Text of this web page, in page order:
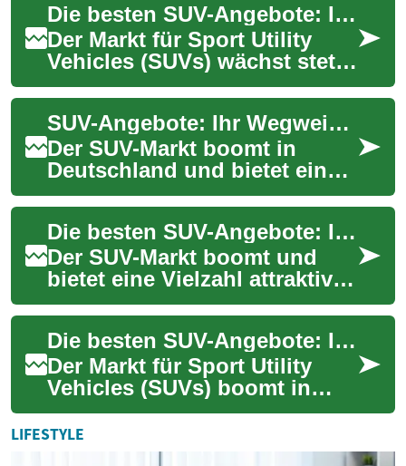
Die besten SUV-Angebote: Ihr Leitfaden für cleveren Autokauf
Der Markt für Sport Utility
Vehicles (SUVs) wächst stetig
und bietet eine Vielzahl
attraktiver Angebote. Diese
belieb...
SUV-Angebote: Ihr Wegweiser zum perfekten Geländewagen-Deal
Der SUV-Markt boomt in
Deutschland und bietet eine
Vielzahl attraktiver Angebote
für verschiedene Bedürfnisse
und Bud...
Die besten SUV-Angebote: Ihr Leitfaden für smarte Kaufentscheidungen
Der SUV-Markt boomt und
bietet eine Vielzahl attraktiver
Angebote für jeden
Geschmack und Geldbeutel.
Von kompakten C...
Die besten SUV-Angebote: Ihr Leitfaden für intelligente Kaufentscheidungen
Der Markt für Sport Utility
Vehicles (SUVs) boomt in
Deutschland wie nie zuvor.
Mit steigender Nachfrage
wächst auch ...
LIFESTYLE